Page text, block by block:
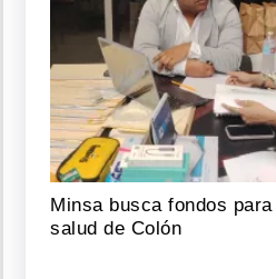
Minsa busca fondos
salud de Colón